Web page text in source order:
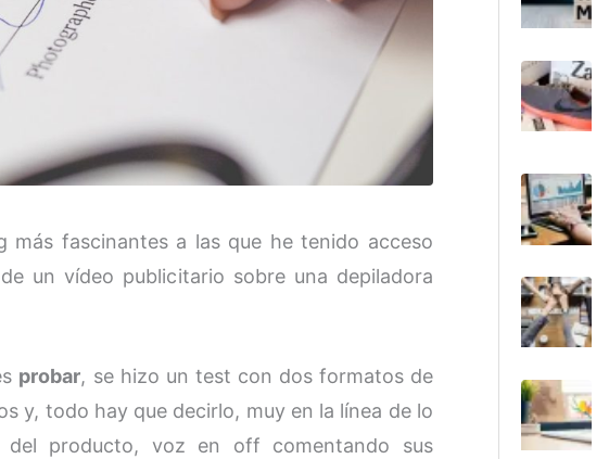
más fascinantes a las que he tenido acceso
un vídeo publicitario sobre una depiladora
probar, se hizo un test con dos formatos de
y, todo hay que decirlo, muy en la línea de lo
del producto, voz en off comentando sus